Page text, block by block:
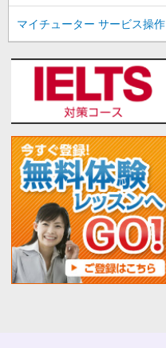
マイチューター サービス操作